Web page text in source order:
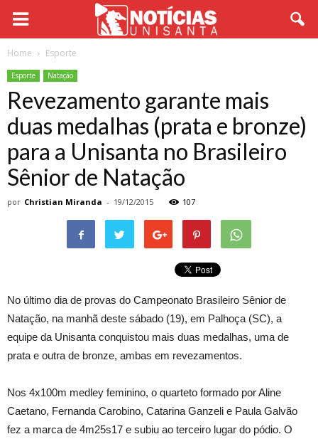
Home Esporte
Esporte Natação
Revezamento garante mais
duas medalhas (prata e bronze)
para a Unisanta no Brasileiro
Sênior de Natação
por Christian Miranda - 19/12/2015 107
No último dia de provas do Campeonato Brasileiro Sênior de
Natação, na manhã deste sábado (19), em Palhoça (SC), a
equipe da Unisanta conquistou mais duas medalhas, uma de
prata e outra de bronze, ambas em revezamentos.
Nos 4x100m medley feminino, o quarteto formado por Aline
Caetano, Fernanda Carobino, Catarina Ganzeli e Paula Galvão
fez a marca de 4m25s17 e subiu ao terceiro lugar do pódio. O